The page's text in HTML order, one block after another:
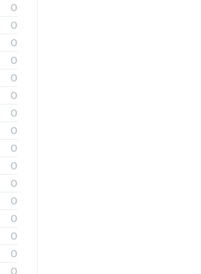
0
0
0
0
0
0
0
0
0
0
0
0
0
0
0
0